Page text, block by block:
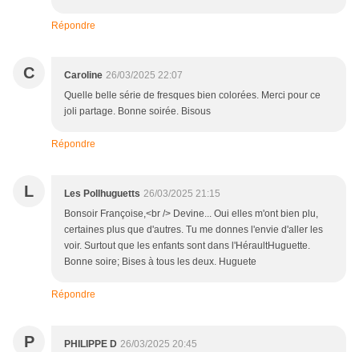
Répondre
C Caroline 26/03/2025 22:07
Quelle belle série de fresques bien colorées. Merci pour ce
joli partage. Bonne soirée. Bisous
Répondre
L Les Pollhuguetts 26/03/2025 21:15
Bonsoir Françoise,<br /> Devine... Oui elles m'ont bien plu,
certaines plus que d'autres. Tu me donnes l'envie d'aller les
voir. Surtout que les enfants sont dans l'HéraultHuguette.
Bonne soire; Bises à tous les deux. Huguete
Répondre
P PHILIPPE D 26/03/2025 20:45